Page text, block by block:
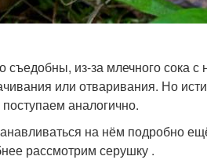
съедобны, из-за млечного сока
или отваривания. Но
аналогично.
на нём подробно
рассмотрим серушку .